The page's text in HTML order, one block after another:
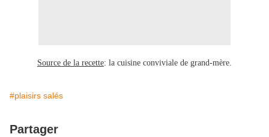
Source de la recette: la cuisine conviviale de grand-mère.
#plaisirs salés
Partager